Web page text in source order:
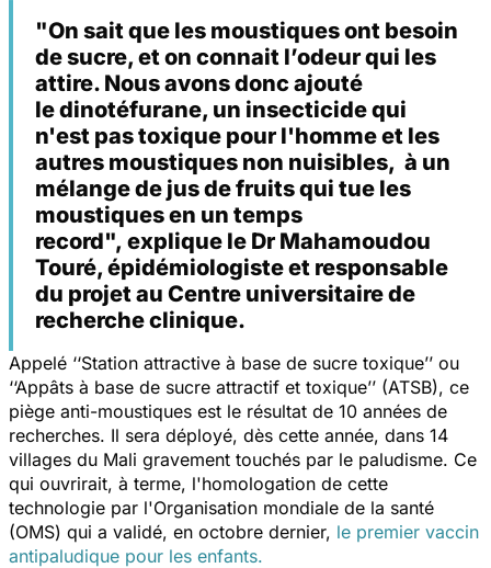
"On sait que les moustiques ont besoin
de sucre, et on connait l’odeur qui les
attire. Nous avons donc ajouté
le dinotéfurane, un insecticide qui
n'est pas toxique pour l'homme et les
autres moustiques non nuisibles, à un
mélange de jus de fruits qui tue les
moustiques en un temps
record", explique le Dr Mahamoudou
Touré, épidémiologiste et responsable
du projet au Centre universitaire de
recherche clinique.
Appelé ‘‘Station attractive à base de sucre toxique’’ ou
‘‘Appâts à base de sucre attractif et toxique’’ (ATSB), ce
piège anti-moustiques est le résultat de 10 années de
recherches. Il sera déployé, dès cette année, dans 14
villages du Mali gravement touchés par le paludisme. Ce
qui ouvrirait, à terme, l'homologation de cette
technologie par l'Organisation mondiale de la santé
(OMS) qui a validé, en octobre dernier, le premier vaccin
antipaludique pour les enfants.